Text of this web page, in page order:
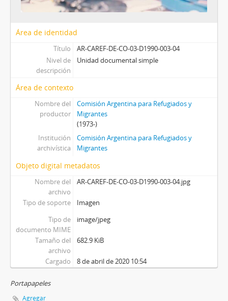
Área de identidad
Título
AR-CAREF-DE-CO-03-D1990-003-04
Nivel de
descripción
Unidad documental simple
Área de contexto
Nombre del
productor
Comisión Argentina para Refugiados y
Migrantes
(1973-)
Institución
archivística
Comisión Argentina para Refugiados y
Migrantes
Objeto digital metadatos
Nombre del
archivo
AR-CAREF-DE-CO-03-D1990-003-04.jpg
Tipo de soporte
Imagen
Tipo de
documento MIME
image/jpeg
Tamaño del
archivo
682.9 KiB
Cargado 8 de abril de 2020 10:54
Portapapeles
Agregar